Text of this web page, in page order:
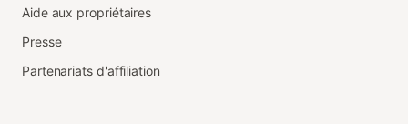
Aide aux propriétaires
Presse
Partenariats d'affiliation